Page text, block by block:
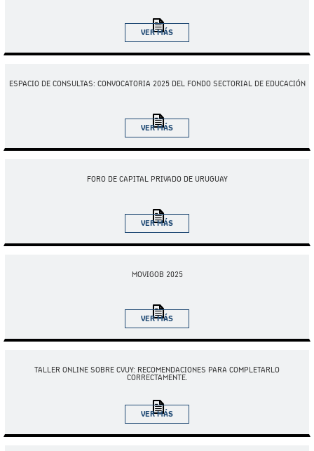
VER MÁS
02.10.2025
ESPACIO DE CONSULTAS: CONVOCATORIA 2025 DEL FONDO SECTORIAL DE EDUCACIÓN
VER MÁS
15.10.2025
FORO DE CAPITAL PRIVADO DE URUGUAY
VER MÁS
28.10.2025
MOVIGOB 2025
VER MÁS
11.11.2025
TALLER ONLINE SOBRE CVUY: RECOMENDACIONES PARA COMPLETARLO
CORRECTAMENTE.
VER MÁS
13.11.2025